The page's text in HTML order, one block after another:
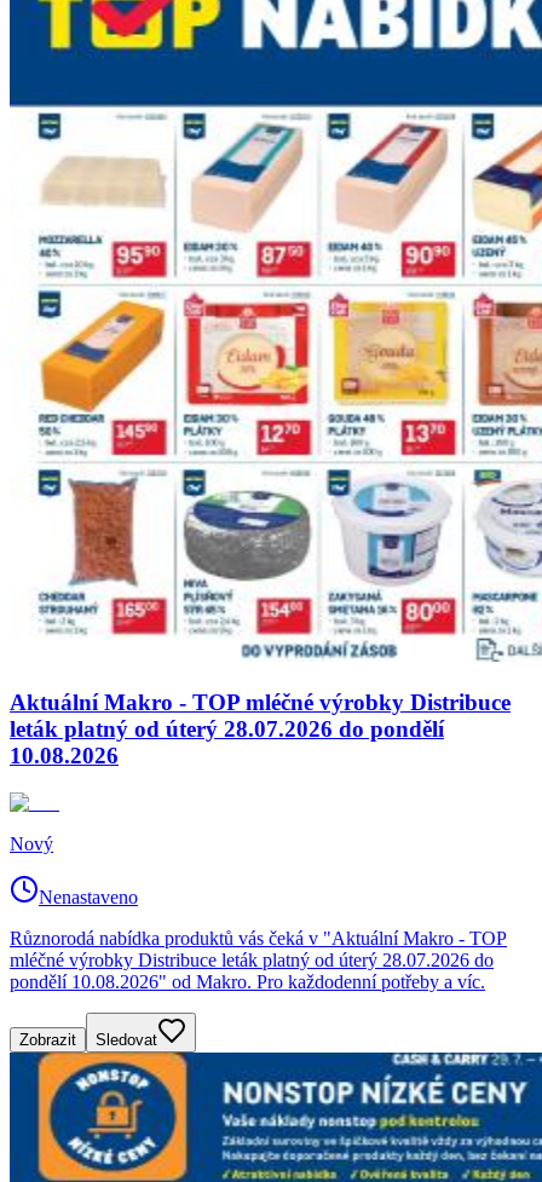
Aktuální Makro - TOP mléčné výrobky Distribuce
leták platný od úterý 28.07.2026 do pondělí
10.08.2026
Nový
Nenastaveno
Různorodá nabídka produktů vás čeká v "Aktuální Makro - TOP
mléčné výrobky Distribuce leták platný od úterý 28.07.2026 do
pondělí 10.08.2026" od Makro. Pro každodenní potřeby a víc.
Zobrazit Sledovat